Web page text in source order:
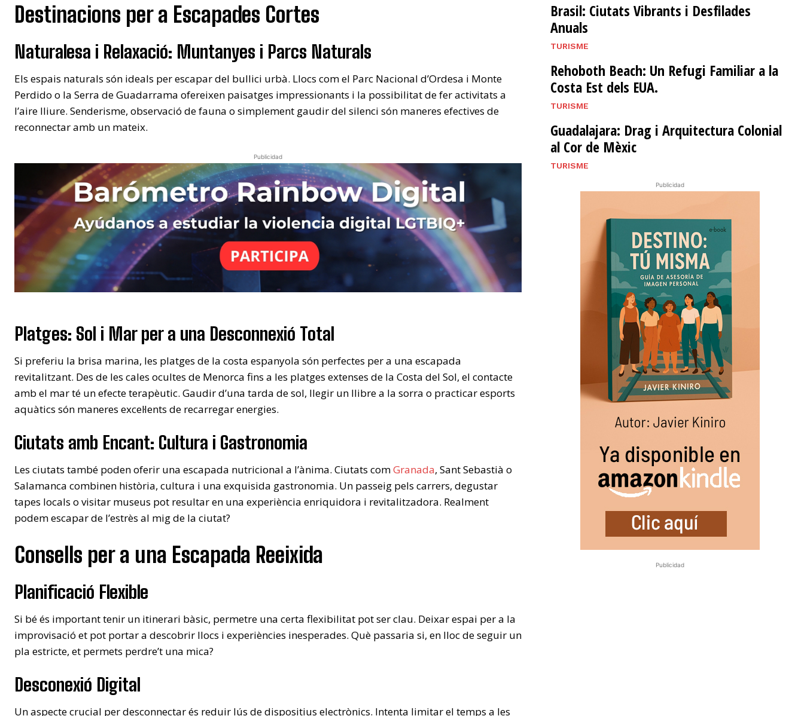
Destinacions per a Escapades Cortes
Naturalesa i Relaxació: Muntanyes i Parcs Naturals
Els espais naturals són ideals per escapar del bullici urbà. Llocs com el Parc Nacional d’Ordesa i Monte
Perdido o la Serra de Guadarrama ofereixen paisatges impressionants i la possibilitat de fer activitats a
l’aire lliure. Senderisme, observació de fauna o simplement gaudir del silenci són maneres efectives de
reconnectar amb un mateix.
Publicidad
Platges: Sol i Mar per a una Desconnexió Total
Si preferiu la brisa marina, les platges de la costa espanyola són perfectes per a una escapada
revitalitzant. Des de les cales ocultes de Menorca fins a les platges extenses de la Costa del Sol, el contacte
amb el mar té un efecte terapèutic. Gaudir d’una tarda de sol, llegir un llibre a la sorra o practicar esports
aquàtics són maneres excel·lents de recarregar energies.
Ciutats amb Encant: Cultura i Gastronomia
Les ciutats també poden oferir una escapada nutricional a l’ànima. Ciutats comGranada, Sant Sebastià o
Salamanca combinen història, cultura i una exquisida gastronomia. Un passeig pels carrers, degustar
tapes locals o visitar museus pot resultar en una experiència enriquidora i revitalitzadora. Realment
podem escapar de l’estrès al mig de la ciutat?
Consells per a una Escapada Reeixida
Planificació Flexible
Si bé és important tenir un itinerari bàsic, permetre una certa flexibilitat pot ser clau. Deixar espai per a la
improvisació et pot portar a descobrir llocs i experiències inesperades. Què passaria si, en lloc de seguir un
pla estricte, et permets perdre’t una mica?
Desconexió Digital
Un aspecte crucial per desconnectar és reduir lús de dispositius electrònics. Intenta limitar el temps a les
Brasil: Ciutats Vibrants i Desfilades
Anuals
TURISME
Rehoboth Beach: Un Refugi Familiar a la
Costa Est dels EUA.
TURISME
Guadalajara: Drag i Arquitectura Colonial
al Cor de Mèxic
TURISME
Publicidad
Publicidad